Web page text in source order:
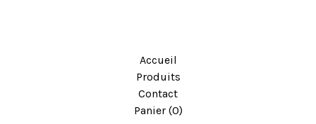
Accueil
Produits
Contact
Panier (0)